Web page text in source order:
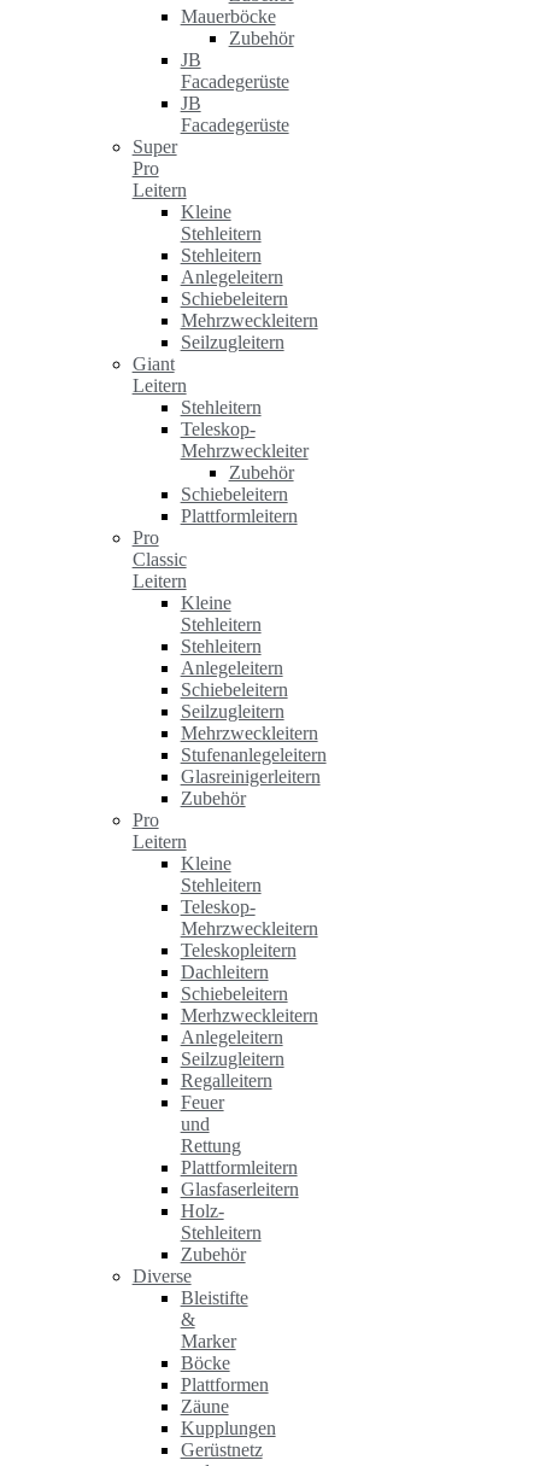
Mauerböcke
Zubehör
JB
Facadegerüste
JB
Facadegerüste
Super
Pro
Leitern
Kleine
Stehleitern
Stehleitern
Anlegeleitern
Schiebeleitern
Mehrzweckleitern
Seilzugleitern
Giant
Leitern
Stehleitern
Teleskop-
Mehrzweckleiter
Zubehör
Schiebeleitern
Plattformleitern
Pro
Classic
Leitern
Kleine
Stehleitern
Stehleitern
Anlegeleitern
Schiebeleitern
Seilzugleitern
Mehrzweckleitern
Stufenanlegeleitern
Glasreinigerleitern
Zubehör
Pro
Leitern
Kleine
Stehleitern
Teleskop-
Mehrzweckleitern
Teleskopleitern
Dachleitern
Schiebeleitern
Merhzweckleitern
Anlegeleitern
Seilzugleitern
Regalleitern
Feuer
und
Rettung
Plattformleitern
Glasfaserleitern
Holz-
Stehleitern
Zubehör
Diverse
Bleistifte
&
Marker
Böcke
Plattformen
Zäune
Kupplungen
Gerüstnetz